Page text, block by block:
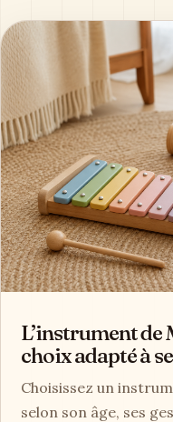
L’instrument de
choix adapté à
Choisissez un
selon son âge, ses